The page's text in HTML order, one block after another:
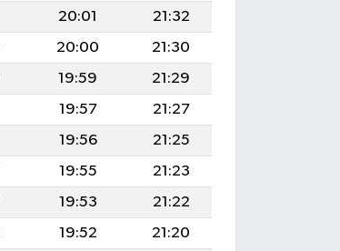
20:01
21:32
20:00
21:30
19:59
21:29
19:57
21:27
19:56
21:25
19:55
21:23
19:53
21:22
19:52
21:20